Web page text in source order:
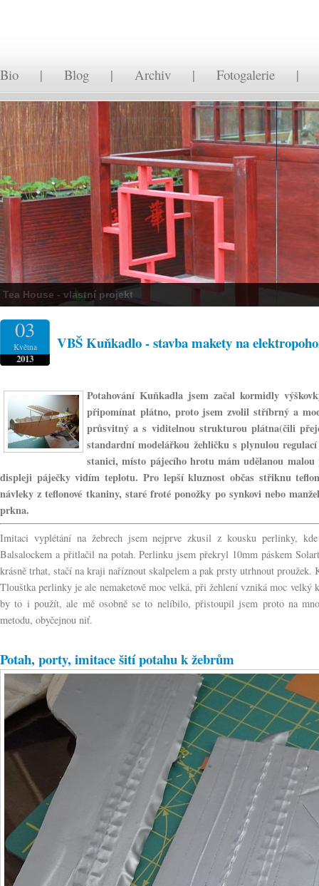
Bio | Blog | Archiv | Fotogalerie
Tea House - vlastní projekt
03
Května
2013
VBŠ Kuňkadlo - stavba makety na
Potahování Kuňkadla jsem začal kormidly
připomínat plátno, proto jsem zvolil stříbrný a
průsvitný a s viditelnou strukturou plátna(čili
standardní modelářkou žehličku s plynulou
stanici, místo pájecího hrotu mám udělanou
displeji páječky vidím teplotu. Pro lepší kluznost občas střiknu
návleky z teflonové tkaniny, staré froté ponožky po synkovi nebo
prkna.
Imitaci vyplétání na žebrech jsem nejprve zkusil z kousku perlinky,
Balsalockem a přitlačil na potah. Perlinku jsem překryl 10mm páskem
krásně trhat, stačí na kraji naříznout skalpelem a pak prsty utrhnout proužek.
Tlouštka perlinky je ale nemaketově moc velká, při žehlení vzniká moc
by to i použít, ale mě osobně se to nelíbilo, přistoupil jsem proto na
metodu, obyčejnou niť.
Potah, porty, imitace šití potahu k žebrům